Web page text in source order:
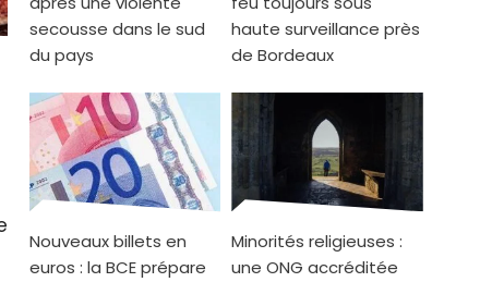
secousse dans le sud
du pays
haute surveillance près
de Bordeaux
Nouveaux billets en
euros : la BCE prépare
Minorités religieuses :
une ONG accréditée